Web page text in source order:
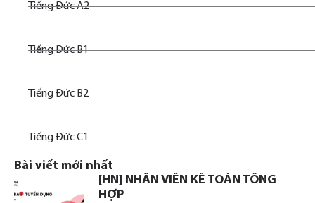
Tiếng Đức A2
Tiếng Đức B1
Tiếng Đức B2
Tiếng Đức C1
Bài viết mới nhất
[HN] NHÂN VIÊN KẾ TOÁN TỔNG
HỢP